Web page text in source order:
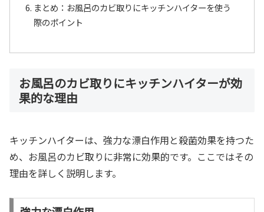
まとめ：お風呂のカビ取りにキッチンハイターを使う
際のポイント
お風呂のカビ取りにキッチンハイターが効
果的な理由
キッチンハイターは、強力な漂白作用と殺菌効果を持つた
め、お風呂のカビ取りに非常に効果的です。ここではその
理由を詳しく説明します。